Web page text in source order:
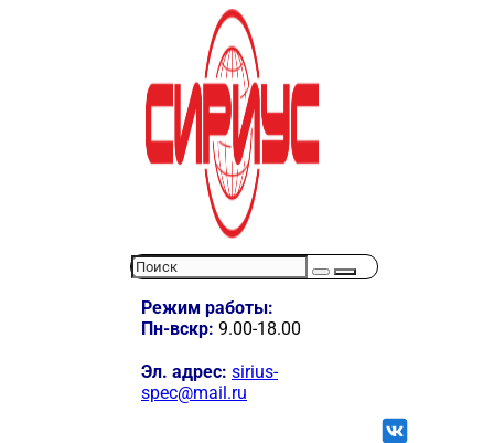
Режим работы:
Пн-вскр: 9.00-18.00
Эл. адрес: sirius-
spec@mail.ru